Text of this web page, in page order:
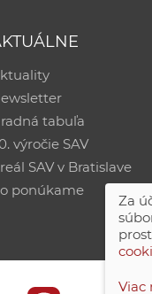
tabuľa
výročie SAV
SAV v Bratislave
ponúkame
Za
Viac